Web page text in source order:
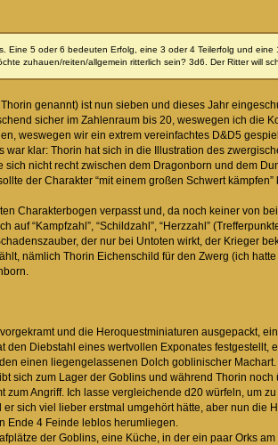
Eine 5 oder 6 bedeuten Erfolg, eine 3 oder 4 Teilerfolg und
zuhauen/reiten/allgemein ritterlich sein? 3d6. Der Ritter will
genannt) ist nun sieben und dieses Jahr
sicher im Zahlenraum bis 20, weswegen ich die
weswegen wir ein extrem vereinfachtes D&D5
war klar: Thorin hat sich in die Illustration des
sich nicht recht zwischen dem Dragonborn und dem
der Charakter “mit einem großen Schwert kämpfen”
Charakterbogen verpasst und, da noch keiner von
auf “Kampfzahl”, “Schildzahl”, “Herzzahl”
der nur bei Untoten wirkt, der Krieger
nämlich Thorin Eichenschild für den Zwerg (ich
und die Heroquestminiaturen ausgepackt,
den Diebstahl eines wertvollen Exponates
einen liegengelassenen Dolch goblinischer
sich zum Lager der Goblins und während Thorin
zum Angriff. Ich lasse vergleichende d20 würfeln, um
sich viel lieber erstmal umgehört hätte, aber nun
Ende 4 Feinde leblos herumliegen.
der Goblins, eine Küche, in der ein paar Orks